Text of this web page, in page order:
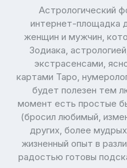
Астрологический
интернет-площадка
женщин и мужчин,
Зодиака,
экстрасенсами,
картами Таро,
будет полезен тем
момент есть простые
(бросил любимый,
других, более
жизненный опыт в
радостью готовы